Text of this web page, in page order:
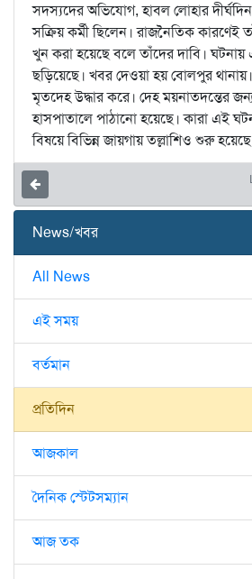
সদস্যদের অভিযোগ, হাবল লোহার
সক্রিয় কর্মী ছিলেন। রাজনৈতিক কারণেই
খুন করা হয়েছে বলে তাঁদের দাবি।
ছড়িয়েছে। খবর দেওয়া হয় বোলপুর
মৃতদেহ উদ্ধার করে। দেহ ময়নাতদন্তের
হাসপাতালে পাঠানো হয়েছে। কারা এই
বিষয়ে বিভিন্ন জায়গায় তল্লাশিও শুরু
News/খবর
All News
এই সময়
বর্তমান
প্রতিদিন
আজকাল
দৈনিক স্টেটসম্যান
আজ তক